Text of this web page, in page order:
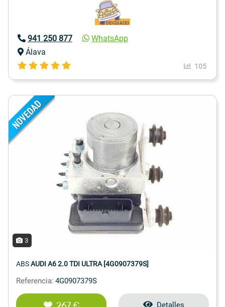
941 250 877
WhatsApp
Álava
105
3
ABSAUDI A6 2.0 TDI ULTRA [4G0907379S]
Referencia: 4G0907379S
Detalles